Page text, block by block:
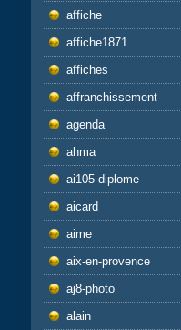
affiche
affiche1871
affiches
affranchissement
agenda
ahma
ai105-diplome
aicard
aime
aix-en-provence
aj8-photo
alain